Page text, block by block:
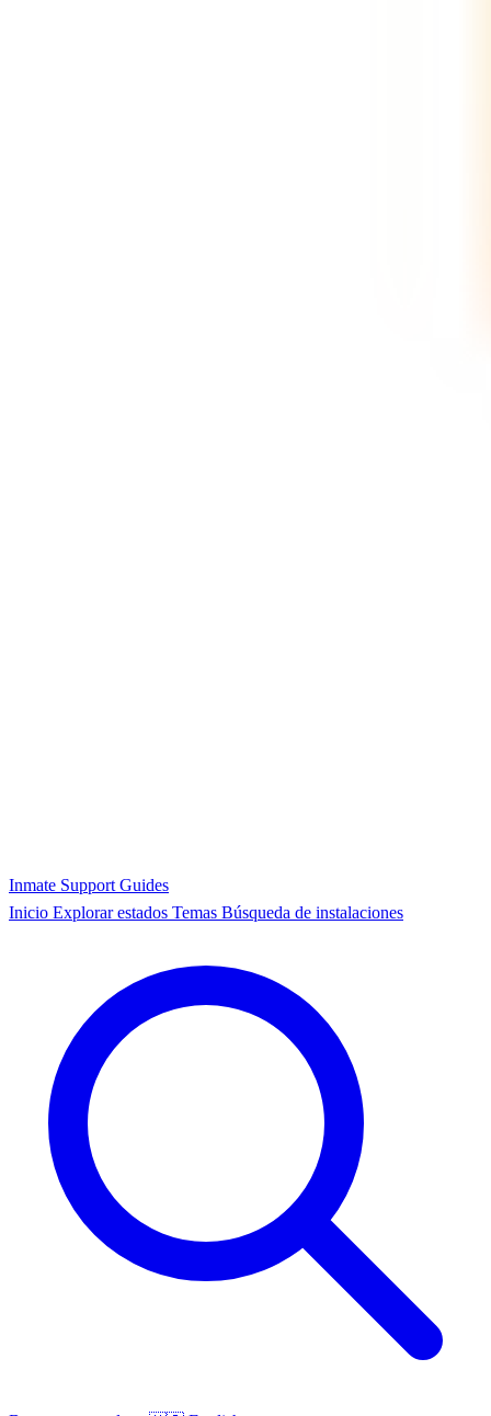
Inmate Support Guides
Inicio Explorar estados Temas Búsqueda de instalaciones